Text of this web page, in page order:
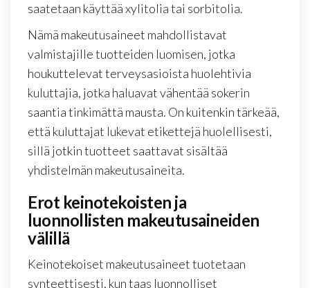
saatetaan käyttää xylitolia tai sorbitolia.
Nämä makeutusaineet mahdollistavat
valmistajille tuotteiden luomisen, jotka
houkuttelevat terveysasioista huolehtivia
kuluttajia, jotka haluavat vähentää sokerin
saantia tinkimättä mausta. On kuitenkin tärkeää,
että kuluttajat lukevat etikettejä huolellisesti,
sillä jotkin tuotteet saattavat sisältää
yhdistelmän makeutusaineita.
Erot keinotekoisten ja
luonnollisten makeutusaineiden
välillä
Keinotekoiset makeutusaineet tuotetaan
synteettisesti, kun taas luonnolliset